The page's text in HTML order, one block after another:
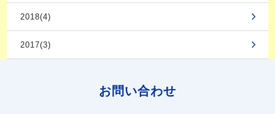
2018(4)
2017(3)
お問い合わせ